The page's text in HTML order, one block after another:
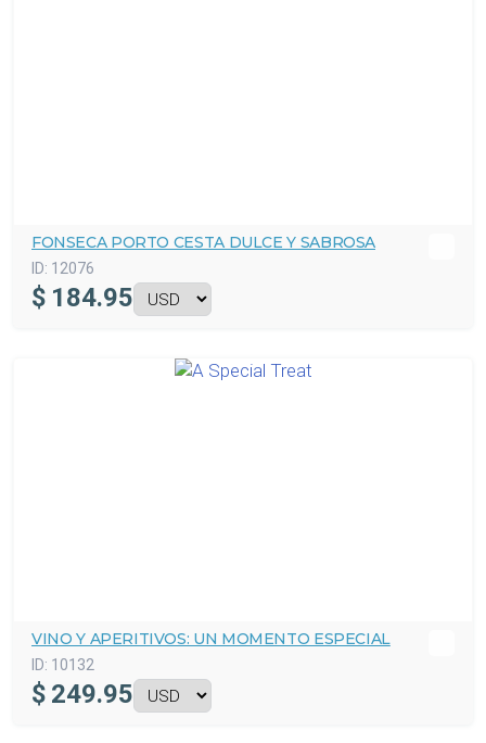
FONSECA PORTO CESTA DULCE Y SABROSA
ID: 12076
$ 184.95
VINO Y APERITIVOS: UN MOMENTO ESPECIAL
ID: 10132
$ 249.95